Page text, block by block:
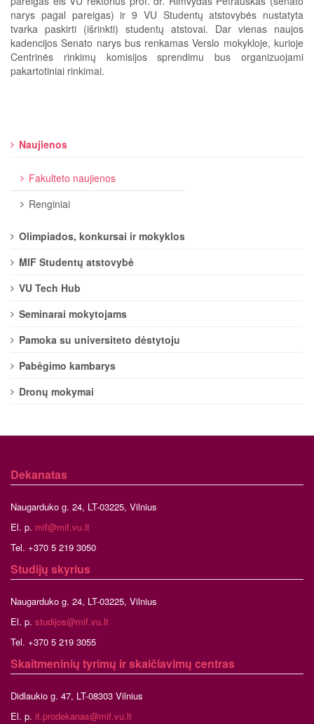
narys pagal pareigas) ir 9 VU Studentų atstovybės nustatyta
tvarka paskirti (išrinkti) studentų atstovai. Dar vienas naujos
kadencijos Senato narys bus renkamas Verslo mokykloje, kurioje
Centrinės rinkimų komisijos sprendimu bus organizuojami
pakartotiniai rinkimai.
Naujienos
Fakulteto naujienos
Renginiai
Olimpiados, konkursai ir mokyklos
MIF Studentų atstovybė
VU Tech Hub
Seminarai mokytojams
Pamoka su universiteto dėstytoju
Pabėgimo kambarys
Dronų mokymai
Dekanatas
Naugarduko g. 24, LT-03225, Vilnius
El. p. mif@mif.vu.lt
Tel. +370 5 219 3050
Studijų skyrius
Naugarduko g. 24, LT-03225, Vilnius
El. p. studijos@mif.vu.lt
Tel. +370 5 219 3055
Skaitmeninių tyrimų ir skaičiavimų centras
Didlaukio g. 47, LT-08303 Vilnius
El. p. it.prodekanas@mif.vu.lt